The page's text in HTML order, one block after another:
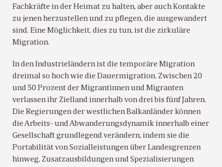
Fachkräfte in der Heimat zu halten, aber auch Kontakte
zu jenen herzustellen und zu pflegen, die ausgewandert
sind. Eine Möglichkeit, dies zu tun, ist die zirkuläre
Migration.
In den Industrieländern ist die temporäre Migration
dreimal so hoch wie die Dauermigration. Zwischen 20
und 50 Prozent der Migrantinnen und Migranten
verlassen ihr Zielland innerhalb von drei bis fünf Jahren.
Die Regierungen der westlichen Balkanländer können
die Arbeits- und Abwanderungsdynamik innerhalb einer
Gesellschaft grundlegend verändern, indem sie die
Portabilität von Sozialleistungen über Landesgrenzen
hinweg, Zusatzausbildungen und Spezialisierungen